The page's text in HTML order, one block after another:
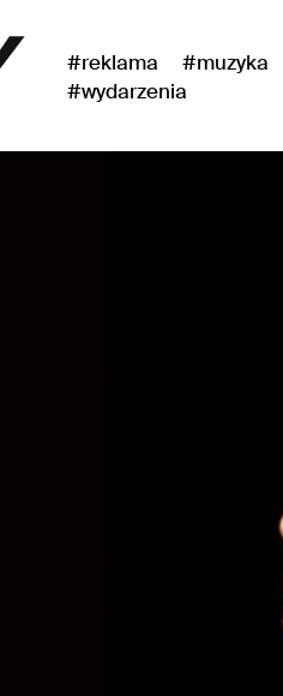
#reklama #muzyka
#wydarzenia